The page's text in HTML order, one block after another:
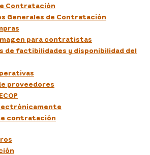
Contratación
Generales de Contratación
para contratistas
de factibilidades y disponibilidad del
proveedores
contratación